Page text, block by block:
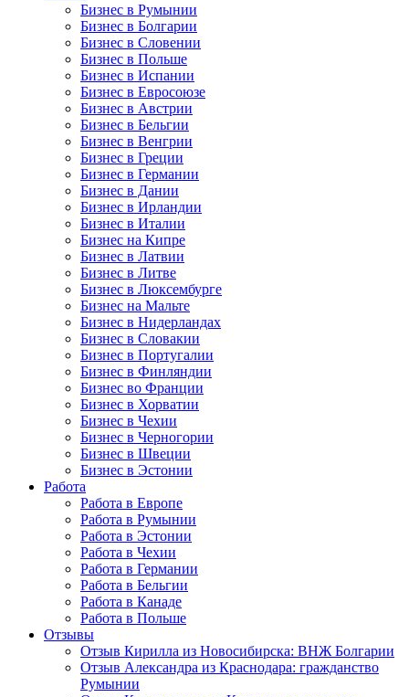
Бизнес в Румынии
Бизнес в Болгарии
Бизнес в Словении
Бизнес в Польше
Бизнес в Испании
Бизнес в Евросоюзе
Бизнес в Австрии
Бизнес в Бельгии
Бизнес в Венгрии
Бизнес в Греции
Бизнес в Германии
Бизнес в Дании
Бизнес в Ирландии
Бизнес в Италии
Бизнес на Кипре
Бизнес в Латвии
Бизнес в Литве
Бизнес в Люксембурге
Бизнес на Мальте
Бизнес в Нидерландах
Бизнес в Словакии
Бизнес в Португалии
Бизнес в Финляндии
Бизнес во Франции
Бизнес в Хорватии
Бизнес в Чехии
Бизнес в Черногории
Бизнес в Швеции
Бизнес в Эстонии
Работа
Работа в Европе
Работа в Румынии
Работа в Эстонии
Работа в Чехии
Работа в Германии
Работа в Бельгии
Работа в Канаде
Работа в Польше
Отзывы
Отзыв Кирилла из Новосибирска: ВНЖ Болгарии
Отзыв Александра из Краснодара: гражданство
Румынии